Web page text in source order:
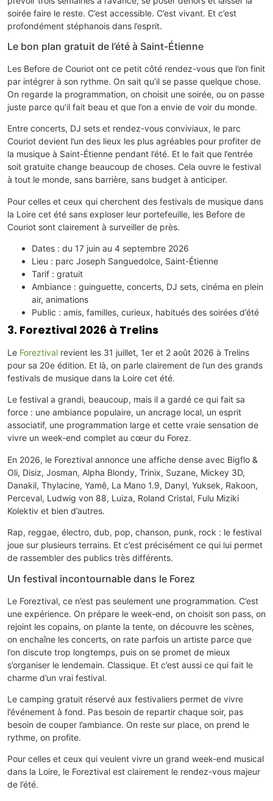
soirée faire le reste. C’est accessible. C’est vivant. Et c’est
profondément stéphanois dans l’esprit.
Le bon plan gratuit de l’été à Saint-Étienne
Les Before de Couriot ont ce petit côté rendez-vous que l’on finit
par intégrer à son rythme. On sait qu’il se passe quelque chose.
On regarde la programmation, on choisit une soirée, ou on passe
juste parce qu’il fait beau et que l’on a envie de voir du monde.
Entre concerts, DJ sets et rendez-vous conviviaux, le parc
Couriot devient l’un des lieux les plus agréables pour profiter de
la musique à Saint-Étienne pendant l’été. Et le fait que l’entrée
soit gratuite change beaucoup de choses. Cela ouvre le festival
à tout le monde, sans barrière, sans budget à anticiper.
Pour celles et ceux qui cherchent des festivals de musique dans
la Loire cet été sans exploser leur portefeuille, les Before de
Couriot sont clairement à surveiller de près.
Dates : du 17 juin au 4 septembre 2026
Lieu : parc Joseph Sanguedolce, Saint-Étienne
Tarif : gratuit
Ambiance : guinguette, concerts, DJ sets, cinéma en plein
air, animations
Public : amis, familles, curieux, habitués des soirées d’été
3. Foreztival 2026 à Trelins
Le Foreztival revient les 31 juillet, 1er et 2 août 2026 à Trelins
pour sa 20e édition. Et là, on parle clairement de l’un des grands
festivals de musique dans la Loire cet été.
Le festival a grandi, beaucoup, mais il a gardé ce qui fait sa
force : une ambiance populaire, un ancrage local, un esprit
associatif, une programmation large et cette vraie sensation de
vivre un week-end complet au cœur du Forez.
En 2026, le Foreztival annonce une affiche dense avec Bigflo &
Oli, Disiz, Josman, Alpha Blondy, Trinix, Suzane, Mickey 3D,
Danakil, Thylacine, Yamê, La Mano 1.9, Danyl, Yuksek, Rakoon,
Perceval, Ludwig von 88, Luiza, Roland Cristal, Fulu Miziki
Kolektiv et bien d’autres.
Rap, reggae, électro, dub, pop, chanson, punk, rock : le festival
joue sur plusieurs terrains. Et c’est précisément ce qui lui permet
de rassembler des publics très différents.
Un festival incontournable dans le Forez
Le Foreztival, ce n’est pas seulement une programmation. C’est
une expérience. On prépare le week-end, on choisit son pass, on
rejoint les copains, on plante la tente, on découvre les scènes,
on enchaîne les concerts, on rate parfois un artiste parce que
l’on discute trop longtemps, puis on se promet de mieux
s’organiser le lendemain. Classique. Et c’est aussi ce qui fait le
charme d’un vrai festival.
Le camping gratuit réservé aux festivaliers permet de vivre
l’événement à fond. Pas besoin de repartir chaque soir, pas
besoin de couper l’ambiance. On reste sur place, on prend le
rythme, on profite.
Pour celles et ceux qui veulent vivre un grand week-end musical
dans la Loire, le Foreztival est clairement le rendez-vous majeur
de l’été.